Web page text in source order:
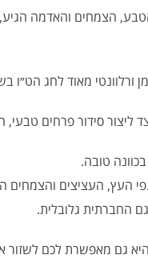
הצמחים והאדמה הגיע,
ליצור סידור פרחים
טובה.
העץ, העציצים והצמחים
החברתית גלובלית.
גם מאפשרת לכם לשזור